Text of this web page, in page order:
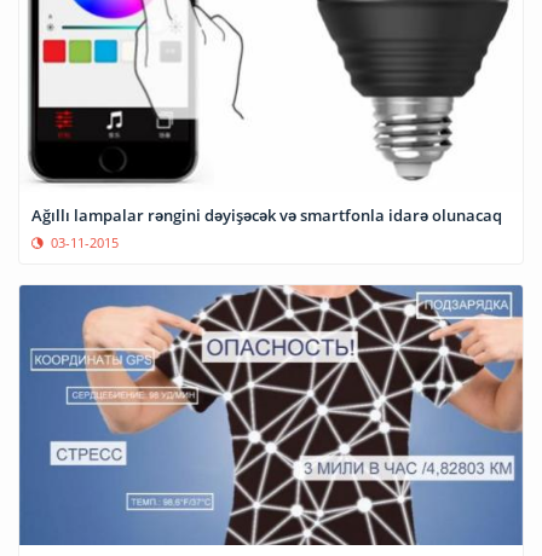
Ağıllı lampalar rəngini dəyişəcək və smartfonla idarə olunacaq
03-11-2015